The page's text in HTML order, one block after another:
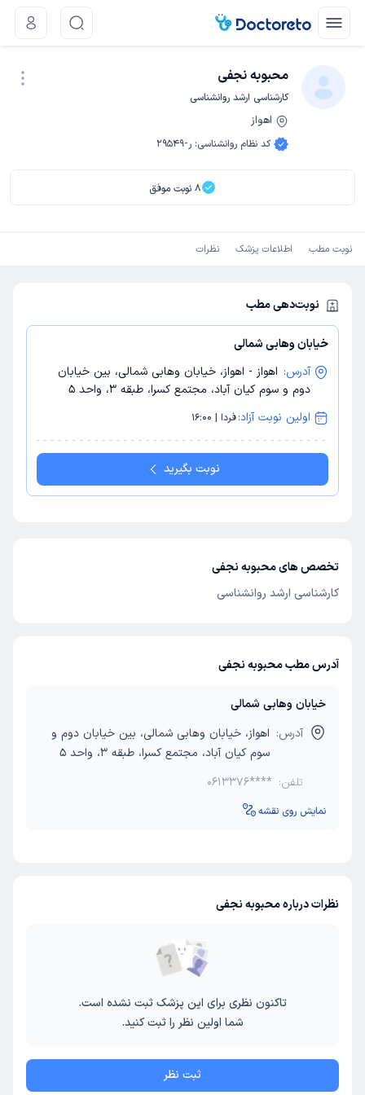
محبوبه نجفی
کارشناسی ارشد روانشناسی
اهواز
کد نظام روانشناسی: ر-29549
8 نوبت موفق
نوبت مطب اطلاعات پزشک نظرات
نوبت‌دهی مطب
خیابان وهابی شمالی
آدرس: اهواز - اهواز، خیابان وهابی شمالی، بین خیابان
دوم و سوم کیان آباد، مجتمع کسرا، طبقه 3، واحد 5
اولین نوبت آزاد:فردا | 16:00
نوبت بگیرید
تخصص های محبوبه نجفی
کارشناسی ارشد روانشناسی
آدرس مطب محبوبه نجفی
خیابان وهابی شمالی
آدرس: اهواز، خیابان وهابی شمالی، بین خیابان دوم و
سوم کیان آباد، مجتمع کسرا، طبقه 3، واحد 5
تلفن: 0613376****
نمایش روی نقشه
نظرات درباره محبوبه نجفی
تاکنون نظری برای این پزشک ثبت نشده است.
شما اولین نظر را ثبت کنید.
ثبت نظر